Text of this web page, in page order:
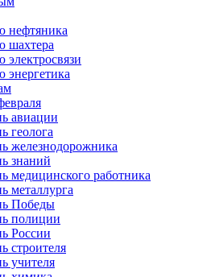
нефтяника
шахтера
авиации
геолога
железнодорожника
знаний
медицинского работника
металлурга
Победы
полиции
России
строителя
учителя